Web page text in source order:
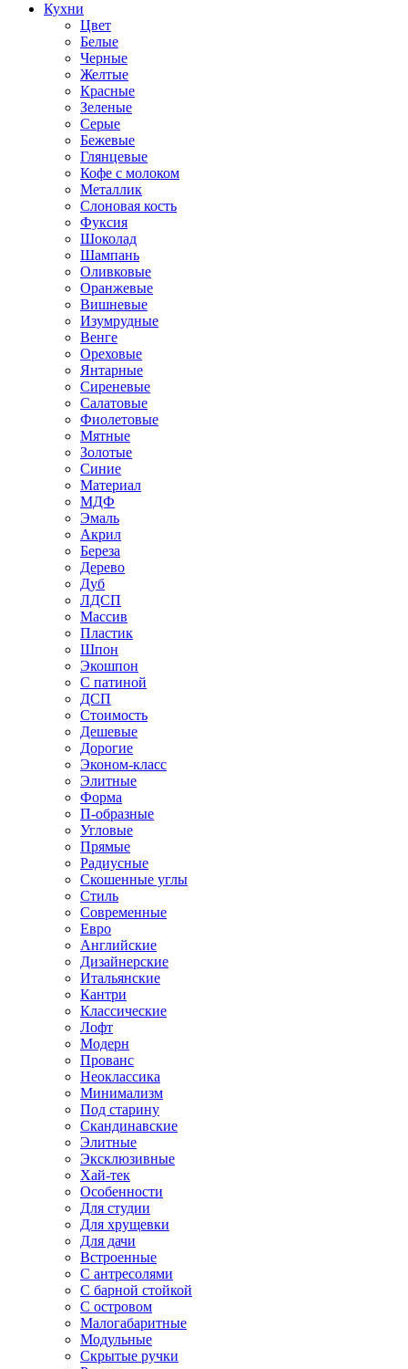
Кухни
Цвет
Белые
Черные
Желтые
Красные
Зеленые
Серые
Бежевые
Глянцевые
Кофе с молоком
Металлик
Слоновая кость
Фуксия
Шоколад
Шампань
Оливковые
Оранжевые
Вишневые
Изумрудные
Венге
Ореховые
Янтарные
Сиреневые
Салатовые
Фиолетовые
Мятные
Золотые
Синие
Материал
МДФ
Эмаль
Акрил
Береза
Дерево
Дуб
ЛДСП
Массив
Пластик
Шпон
Экошпон
С патиной
ДСП
Стоимость
Дешевые
Дорогие
Эконом-класс
Элитные
Форма
П-образные
Угловые
Прямые
Радиусные
Скошенные углы
Стиль
Современные
Евро
Английские
Дизайнерские
Итальянские
Кантри
Классические
Лофт
Модерн
Прованс
Неоклассика
Минимализм
Под старину
Скандинавские
Элитные
Эксклюзивные
Хай-тек
Особенности
Для студии
Для хрущевки
Для дачи
Встроенные
С антресолями
С барной стойкой
С островом
Малогабаритные
Модульные
Скрытые ручки